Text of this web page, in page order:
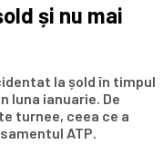
și nu mai
la șold în timpul
luna ianuarie. De
turnee, ceea ce a
ATP.